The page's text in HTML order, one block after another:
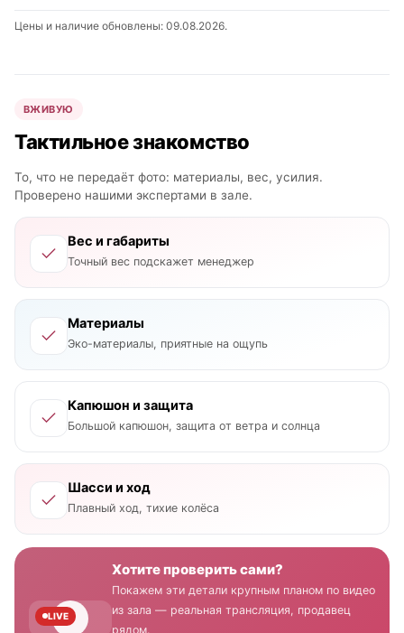
Цены и наличие обновлены: 09.08.2026.
ВЖИВУЮ
Тактильное знакомство
То, что не передаёт фото: материалы, вес, усилия.
Проверено нашими экспертами в зале.
Вес и габариты
Точный вес подскажет менеджер
Материалы
Эко-материалы, приятные на ощупь
Капюшон и защита
Большой капюшон, защита от ветра и солнца
Шасси и ход
Плавный ход, тихие колёса
LIVE
Хотите проверить сами?
Покажем эти детали крупным планом по видео
из зала — реальная трансляция, продавец
рядом.